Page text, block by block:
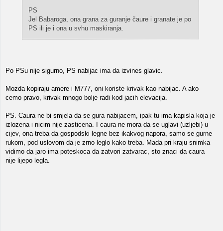
PS
Jel Babaroga, ona grana za guranje čaure i granate je po
PS ili je i ona u svhu maskiranja.
Po PSu nije sigurno, PS nabijac ima da izvines glavic.
Mozda kopiraju amere i M777, oni koriste krivak kao nabijac. A ako
cemo pravo, krivak mnogo bolje radi kod jacih elevacija.
PS. Caura ne bi smjela da se gura nabijacem, ipak tu ima kapisla koja je
izlozena i nicim nije zasticena. I caura ne mora da se uglavi (uzljebi) u
cijev, ona treba da gospodski legne bez ikakvog napora, samo se gurne
rukom, pod uslovom da je zrno leglo kako treba. Mada pri kraju snimka
vidimo da jaro ima poteskoca da zatvori zatvarac, sto znaci da caura
nije lijepo legla.